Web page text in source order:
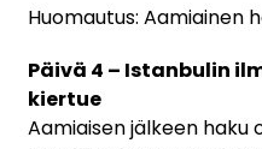
Huomautus: Aamiainen
Päivä 4 – Istanbulin
kiertue
Aamiaisen jälkeen